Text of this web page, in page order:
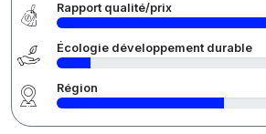
Rapport qualité/prix
Écologie développement durable
Région